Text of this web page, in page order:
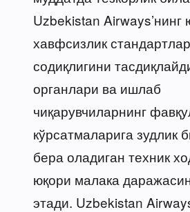
Uzbekistan Airways’нинг
хавфсизлик
содиқлигини
органлари ва ишлаб
чиқарувчиларнинг
кўрсатмаларига зудлик
бера оладиган техник
юқори малака
этади. Uzbekistan